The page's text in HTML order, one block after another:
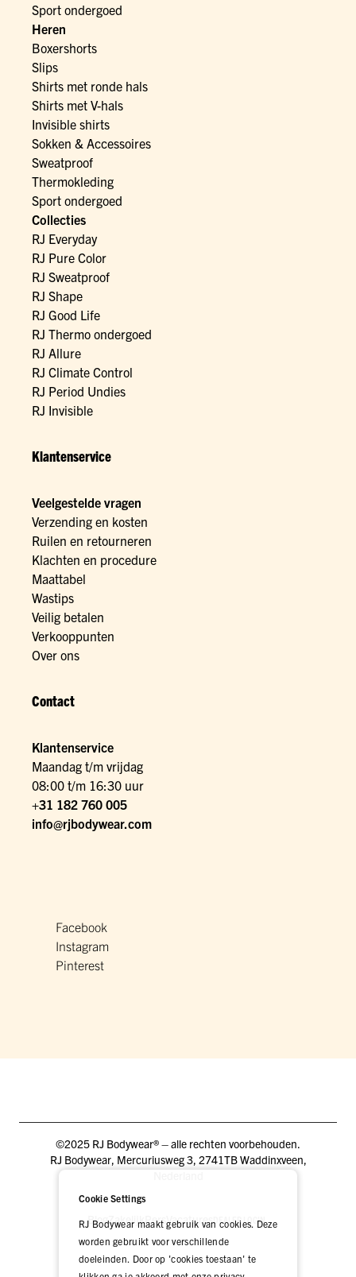
Sport ondergoed
Heren
Boxershorts
Slips
Shirts met ronde hals
Shirts met V-hals
Invisible shirts
Sokken & Accessoires
Sweatproof
Thermokleding
Sport ondergoed
Collecties
RJ Everyday
RJ Pure Color
RJ Sweatproof
RJ Shape
RJ Good Life
RJ Thermo ondergoed
RJ Allure
RJ Climate Control
RJ Period Undies
RJ Invisible
Klantenservice
Veelgestelde vragen
Verzending en kosten
Ruilen en retourneren
Klachten en procedure
Maattabel
Wastips
Veilig betalen
Verkooppunten
Over ons
Contact
Klantenservice
Maandag t/m vrijdag
08:00 t/m 16:30 uur
+31 182 760 005
info@rjbodywear.com
Facebook
Instagram
Pinterest
©2025 RJ Bodywear® – alle rechten voorbehouden.
RJ Bodywear, Mercuriusweg 3, 2741TB Waddinxveen,
BlogZakelijkPers Vacatures DEALER LOGIN
Cookie Settings
RJ Bodywear maakt gebruik van cookies. Deze
worden gebruikt voor verschillende
doeleinden. Door op 'cookies toestaan' te